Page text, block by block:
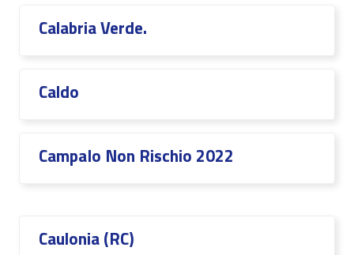
Calabria Verde.
Caldo
CampaIo Non Rischio 2022
Caulonia (RC)